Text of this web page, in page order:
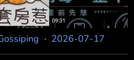
· 2026-07-17